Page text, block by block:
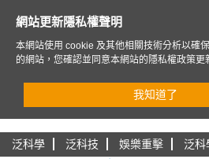
泛科學 泛科技 娛樂重擊 泛科
網站更新隱私權聲明
本網站使用 cookie 及其他相關技術分析以確
的網站，您確認並同意本網站的隱私權政策更
我知道了